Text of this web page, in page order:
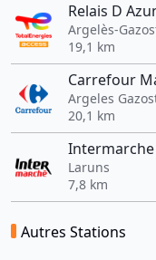
Relais D
Argelès-
19,1 km
Carrefour
Argeles
20,1 km
Laruns
7,8 km
Autres Stations